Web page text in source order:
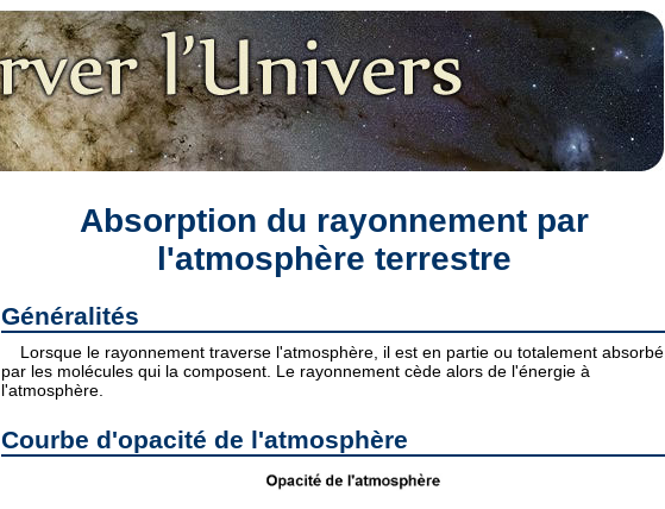
Absorption du rayonnement par
l'atmosphère terrestre
Généralités
Lorsque le rayonnement traverse l'atmosphère, il est en partie ou totalement absorbé
par les molécules qui la composent. Le rayonnement cède alors de l'énergie à
l'atmosphère.
Courbe d'opacité de l'atmosphère